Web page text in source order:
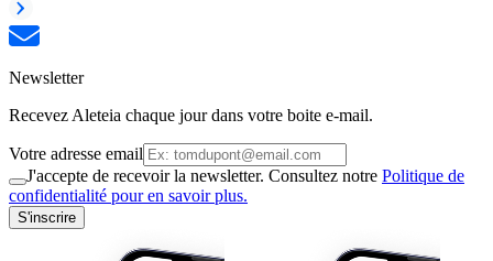
Newsletter
Recevez Aleteia chaque jour dans votre boite e-mail.
Votre adresse email
J'accepte de recevoir la newsletter. Consultez notre Politique de
confidentialité pour en savoir plus.
S'inscrire